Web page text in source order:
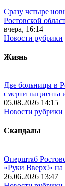
Сразу четыре
Ростовской
вчера, 16:14
Новости рубрики
Жизнь
Две больницы в
смерти пациента
05.08.2026 14:15
Новости рубрики
Скандалы
Оперштаб
«Руки Вверх!»
26.06.2026 13:47